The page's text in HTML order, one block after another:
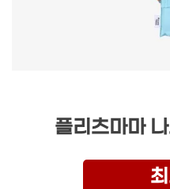
플리츠마마